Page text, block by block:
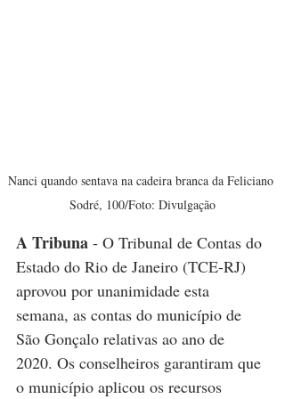
Nanci quando sentava na cadeira branca da Feliciano
Sodré, 100/Foto: Divulgação
A Tribuna - O Tribunal de Contas do
Estado do Rio de Janeiro (TCE-RJ)
aprovou por unanimidade esta
semana, as contas do município de
São Gonçalo relativas ao ano de
2020. Os conselheiros garantiram que
o município aplicou os recursos